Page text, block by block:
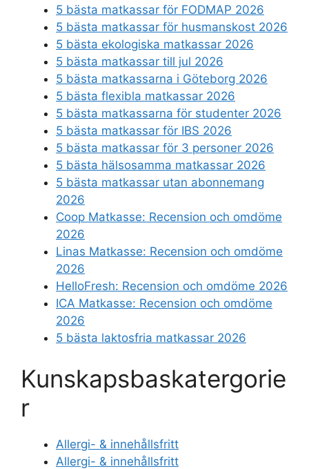
5 bästa matkassar för FODMAP 2026
5 bästa matkassar för husmanskost 2026
5 bästa ekologiska matkassar 2026
5 bästa matkassar till jul 2026
5 bästa matkassarna i Göteborg 2026
5 bästa flexibla matkassar 2026
5 bästa matkassarna för studenter 2026
5 bästa matkassar för IBS 2026
5 bästa matkassar för 3 personer 2026
5 bästa hälsosamma matkassar 2026
5 bästa matkassar utan abonnemang
2026
Coop Matkasse: Recension och omdöme
2026
Linas Matkasse: Recension och omdöme
2026
HelloFresh: Recension och omdöme 2026
ICA Matkasse: Recension och omdöme
2026
5 bästa laktosfria matkassar 2026
Kunskapsbaskatergorie
r
Allergi- & innehållsfritt
Allergi- & innehållsfritt